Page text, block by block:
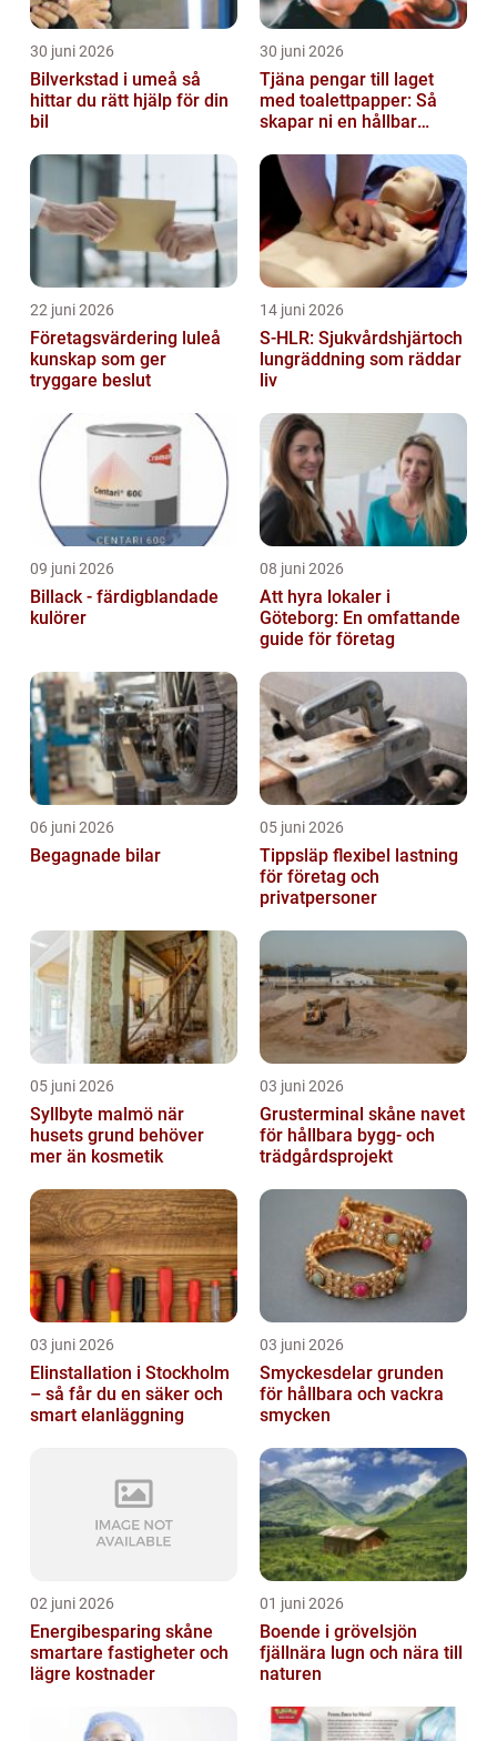
30 juni 2026
Bilverkstad i umeå så
hittar du rätt hjälp för din
bil
30 juni 2026
Tjäna pengar till laget
med toalettpapper: Så
skapar ni en hållbar
22 juni 2026
Företagsvärdering luleå
kunskap som ger
tryggare beslut
14 juni 2026
S-HLR: Sjukvårdshjärtoch
lungräddning som räddar
liv
09 juni 2026
Billack - färdigblandade
kulörer
08 juni 2026
Att hyra lokaler i
Göteborg: En omfattande
guide för företag
06 juni 2026
Begagnade bilar
05 juni 2026
Tippsläp flexibel lastning
för företag och
privatpersoner
05 juni 2026
Syllbyte malmö när
husets grund behöver
mer än kosmetik
03 juni 2026
Grusterminal skåne navet
för hållbara bygg- och
trädgårdsprojekt
03 juni 2026
Elinstallation i Stockholm
– så får du en säker och
smart elanläggning
03 juni 2026
Smyckesdelar grunden
för hållbara och vackra
smycken
02 juni 2026
Energibesparing skåne
smartare fastigheter och
lägre kostnader
01 juni 2026
Boende i grövelsjön
fjällnära lugn och nära till
naturen